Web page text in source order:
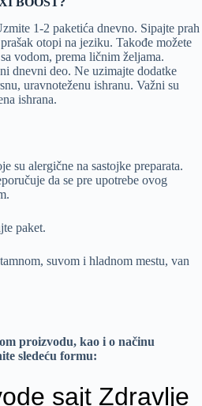
1-2 paketića dnevno. Sipajte prah
otopi na jeziku. Takođe možete
vodom, prema ličnim željama.
dnevni deo. Ne uzimajte dodatke
uravnoteženu ishranu. Važni su
ishrana.
su alergične na sastojke preparata.
da se pre upotrebe ovog
paket.
suvom i hladnom mestu, van
proizvodu, kao i o načinu
sledeću formu: